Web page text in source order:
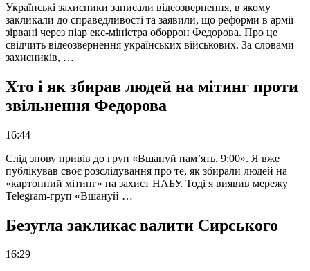
Українські захисники записали відеозвернення, в якому
закликали до справедливості та заявили, що реформи в армії
зірвані через піар екс-міністра оборрон Федорова. Про це
свідчить відеозвернення українських військових. За словами
захисників, …
Хто і як збирав людей на мітинг проти
звільнення Федорова
16:44
Слід знову привів до груп «Вшануй пам’ять. 9:00». Я вже
публікував своє розслідування про те, як збирали людей на
«картонний мітинг» на захист НАБУ. Тоді я виявив мережу
Telegram-груп «Вшануй …
Безугла закликає валити Сирського
16:29